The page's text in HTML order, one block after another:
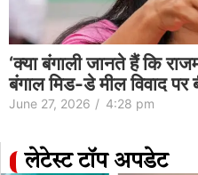
‘क्या बंगाली जानते हैं कि
बंगाल मिड-डे मील विवाद पर
June 27, 2026 / 4:28 pm
लेटेस्ट टॉप अपडेट